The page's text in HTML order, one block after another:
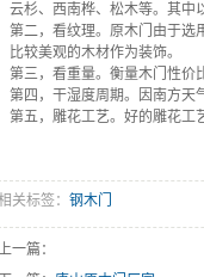
云杉、西南桦、松木等。其中
第二，看纹理。原木门由于选
比较美观的木材作为装饰。
第三，看重量。衡量木门性价
第四，干湿度周期。因南方天
第五，雕花工艺。好的雕花工
关标签： 钢木门
一篇：